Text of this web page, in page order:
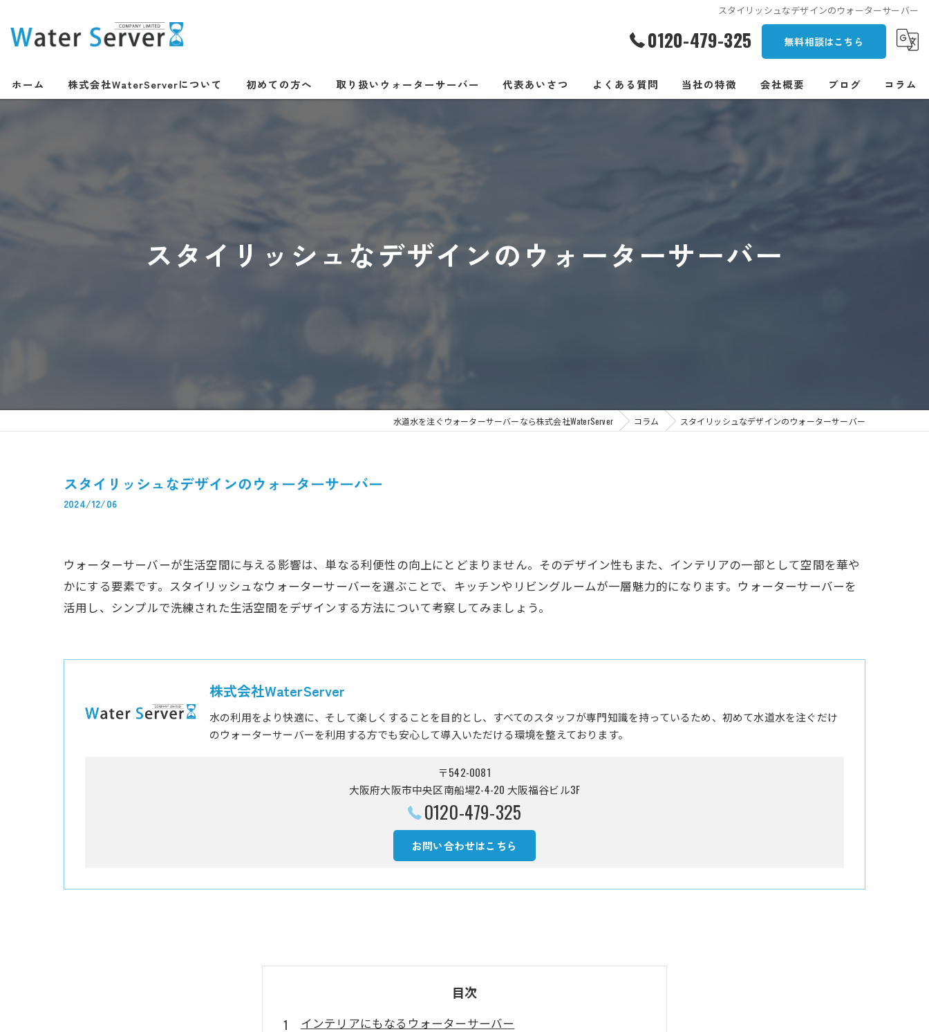
スタイリッシュなデザインのウォーターサーバー
0120-479-325 無料相談はこちら
ホーム 株式会社WaterServerについて 初めての方へ 取り扱いウォーターサーバー 代表あいさつ よくある質問 当社の特徴
卓上
会社概要 ブログ コラム
スタイリッシュなデザインのウォーターサーバー
水道水を注ぐウォーターサーバーなら株式会社WaterServer コラム スタイリッシュなデザインのウォーターサーバー
スタイリッシュなデザインのウォーターサーバー
2024/12/06
ウォーターサーバーが生活空間に与える影響は、単なる利便性の向上にとどまりません。そのデザイン性もまた、インテリアの一部として空間を華や
かにする要素です。スタイリッシュなウォーターサーバーを選ぶことで、キッチンやリビングルームが一層魅力的になります。ウォーターサーバーを
活用し、シンプルで洗練された生活空間をデザインする方法について考察してみましょう。
株式会社WaterServer
水の利用をより快適に、そして楽しくすることを目的とし、すべてのスタッフが専門知識を持っているため、初めて水道水を注ぐだけ
のウォーターサーバーを利用する方でも安心して導入いただける環境を整えております。
〒542-0081
大阪府大阪市中央区南船場2-4-20 大阪福谷ビル3F
0120-479-325
お問い合わせはこちら
目次
インテリアにもなるウォーターサーバー